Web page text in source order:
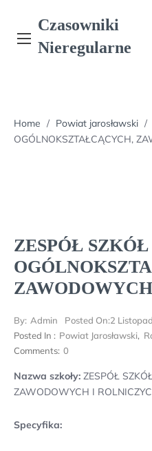
content
Czasowniki
Nieregularne
Home / Powiat jarosławski /
OGÓLNOKSZTAŁCĄCYCH,
ZESPÓŁ SZKÓŁ
By: Admin Posted On:2
Posted In : Powiat Jarosławski,
Comments: 0
Nazwa szkoły: ZESPÓŁ
ZAWODOWYCH I
Specyfika: